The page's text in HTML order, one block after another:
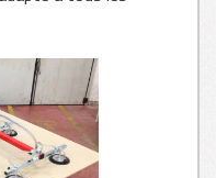
VITRAGE